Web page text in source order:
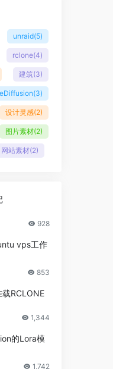
unraid(5)
rclone(4)
建筑(3)
(3)
设计灵感(2)
图片素材(2)
网站素材(2)
928
vps工作
853
载RCLONE
1,344
的Lora模
1,742